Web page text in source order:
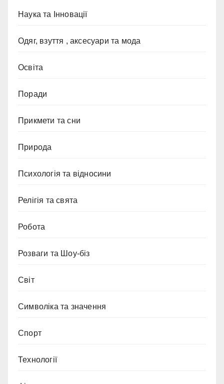
Наука та Інновації
Одяг, взуття , аксесуари та мода
Освіта
Поради
Прикмети та сни
Природа
Психологія та відносини
Релігія та свята
Робота
Розваги та Шоу-біз
Світ
Символіка та значення
Спорт
Технології